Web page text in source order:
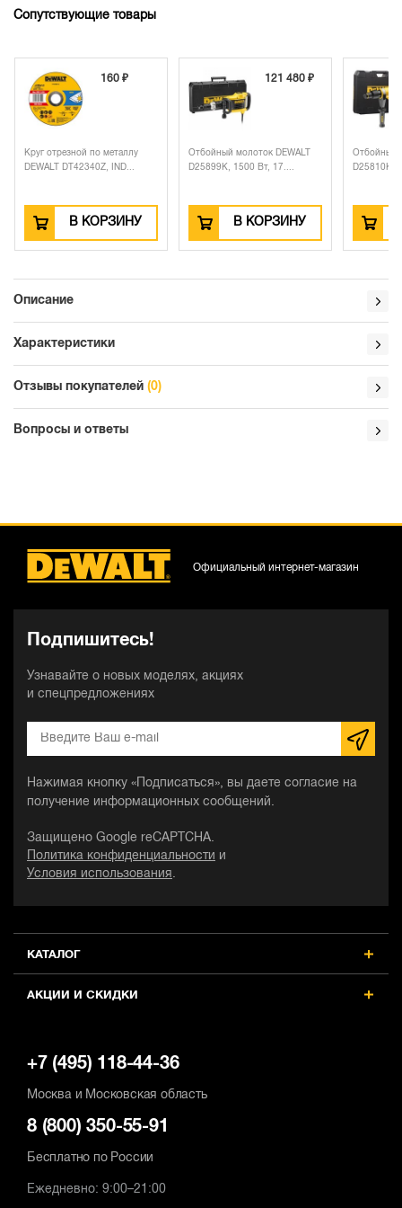
Сопутствующие товары
121 480 ₽
Отбойный молоток DEWALT
D25899K, 1500 Вт, 17....
В КОРЗИНУ
58 380 ₽
Отбойный молоток DEWALT
D25810K, 1050 Вт, 7.1...
В КОРЗИНУ
Описание
Характеристики
Отзывы покупателей (0)
Вопросы и ответы
КАТАЛОГ
АКЦИИ И СКИДКИ
Подпишитесь!
Узнавайте о новых моделях, акциях
и спецпредложениях
Нажимая кнопку «Подписаться», вы даете согласие на
получение информационных сообщений.
Защищено Google reCAPTCHA.
Политика конфиденциальности и
Условия использования.
Официальный интернет-магазин
+7 (495) 118-44-36
Москва и Московская область
8 (800) 350-55-91
Бесплатно по России
Ежедневно: 9:00–21:00